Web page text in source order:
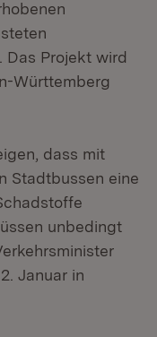
Das Projekt wird
Württemberg
dass mit
Stadtbussen eine
unbedingt
Januar in